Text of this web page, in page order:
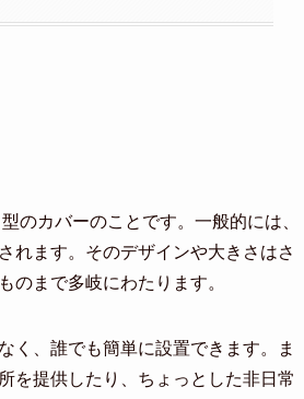
のカバーのことです。一般的には、
れます。そのデザインや大きさはさ
のまで多岐にわたります。
く、誰でも簡単に設置できます。ま
を提供したり、ちょっとした非日常